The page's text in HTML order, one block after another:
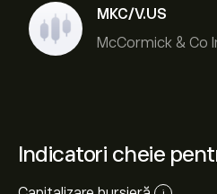
MKC/V.US
McCormick & Co
Indicatori cheie